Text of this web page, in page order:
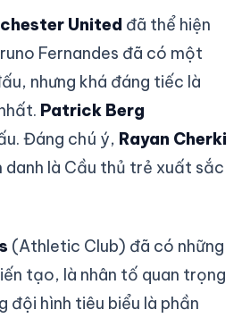
United đã thể hiện
Fernandes đã có một
nhưng khá đáng tiếc là
Patrick Berg
Đáng chú ý, Rayan Cherki
là Cầu thủ trẻ xuất sắc
(Athletic Club) đã có những
tạo, là nhân tố quan trọng
đội hình tiêu biểu là phần